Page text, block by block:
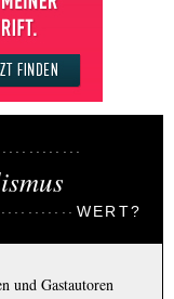
WERT?
und Gastautoren